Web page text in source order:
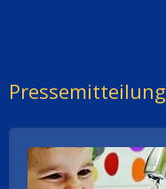
Pressemitteilung